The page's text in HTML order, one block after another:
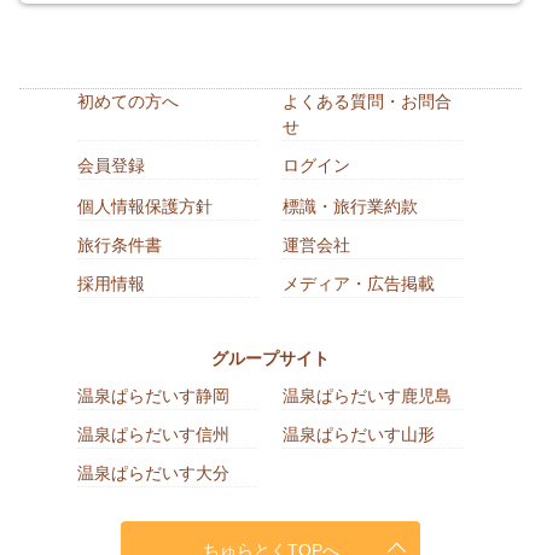
初めての方へ
よくある質問・お問合
せ
会員登録
ログイン
個人情報保護方針
標識・旅行業約款
旅行条件書
運営会社
採用情報
メディア・広告掲載
グループサイト
温泉ぱらだいす静岡
温泉ぱらだいす鹿児島
温泉ぱらだいす信州
温泉ぱらだいす山形
温泉ぱらだいす大分
ちゅらとくTOPへ